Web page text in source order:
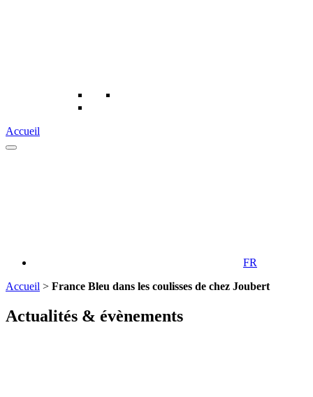
Accueil
FR
Accueil > France Bleu dans les coulisses de chez Joubert
Actualités & évènements